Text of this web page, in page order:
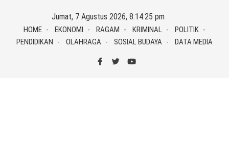
content
Jumat, 7 Agustus 2026, 8:14:25 pm
HOME EKONOMI RAGAM KRIMINAL
POLITIK
PENDIDIKAN
OLAHRAGA SOSIAL BUDAYA DATA MEDIA